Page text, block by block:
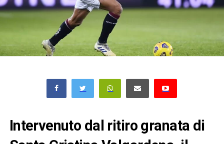
Intervenuto dal ritiro granata di